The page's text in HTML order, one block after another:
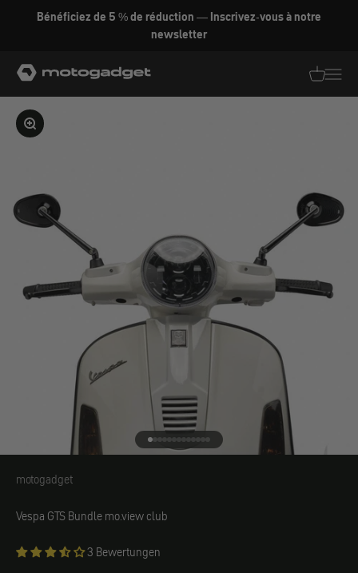
Aller au contenu
Bénéficiez de 5 % de réduction — Inscrivez-vous à notre
newsletter
motogadget GmbH
Agrandir l'image
Aller à l'élément 1
Aller à l'élément 2
Aller à l'élément 3
Aller à l'élément 4
Aller à l'élément 5
Aller à l'élément 6
Aller à l'élément 7
Aller à l'élément 8
Aller à l'élément 9
Aller à l'élément 10
Aller à l'élément 11
Aller à l'élément 12
Aller à l'élément 13
motogadget
motogadget
Vespa GTS Bundle mo.view club
3 Bewertungen